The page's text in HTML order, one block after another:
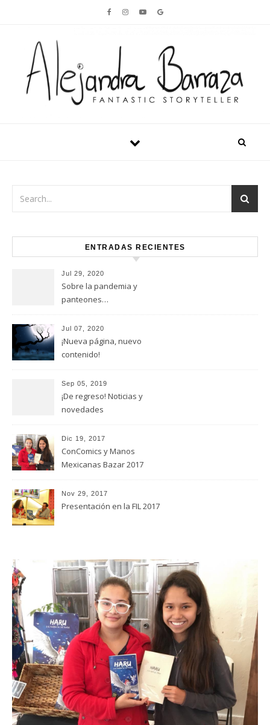
ENTRADAS RECIENTES
Jul 29, 2020
Sobre la pandemia y
panteones…
Jul 07, 2020
¡Nueva página, nuevo
contenido!
Sep 05, 2019
¡De regreso! Noticias y
novedades
Dic 19, 2017
ConComics y Manos
Mexicanas Bazar 2017
Nov 29, 2017
Presentación en la FIL 2017